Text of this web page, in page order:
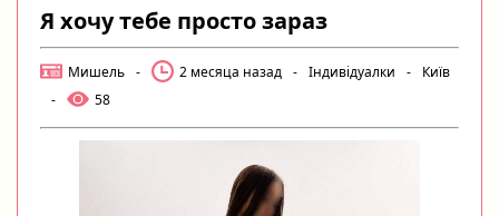
Реєстрація
Міста:
РУС|
УКР
Створити оголошення
Я хочу тебе просто зараз
Мишель - 2 месяца назад - Індивідуалки -
Київ
-
58